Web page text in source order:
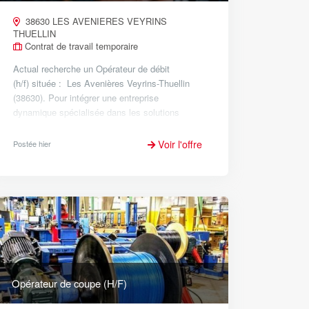
38630 LES AVENIERES VEYRINS
THUELLIN
Contrat de travail temporaire
Actual recherche un Opérateur de débit
(h/f) située : Les Avenières Veyrins-Thuellin
(38630). Pour intégrer une entreprise
dynamique spécialisée dans les solutions
traitement des déchets. Vos missions au...
Postée hier Voir l'offre
Opérateur de coupe (H/F)